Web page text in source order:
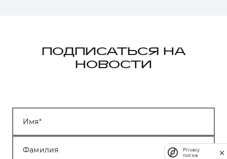
ПОДПИСАТЬСЯ НА
НОВОСТИ
Имя
Фамилия
Privacy
notice